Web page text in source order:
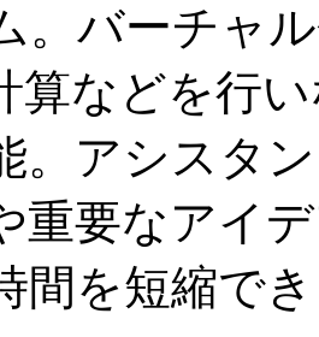
。バーチャ
算などを行
。アシスタ
重要なアイ
間を短縮で